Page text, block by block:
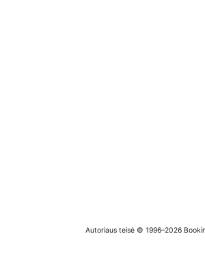
Autoriaus teisė © 1996–2026